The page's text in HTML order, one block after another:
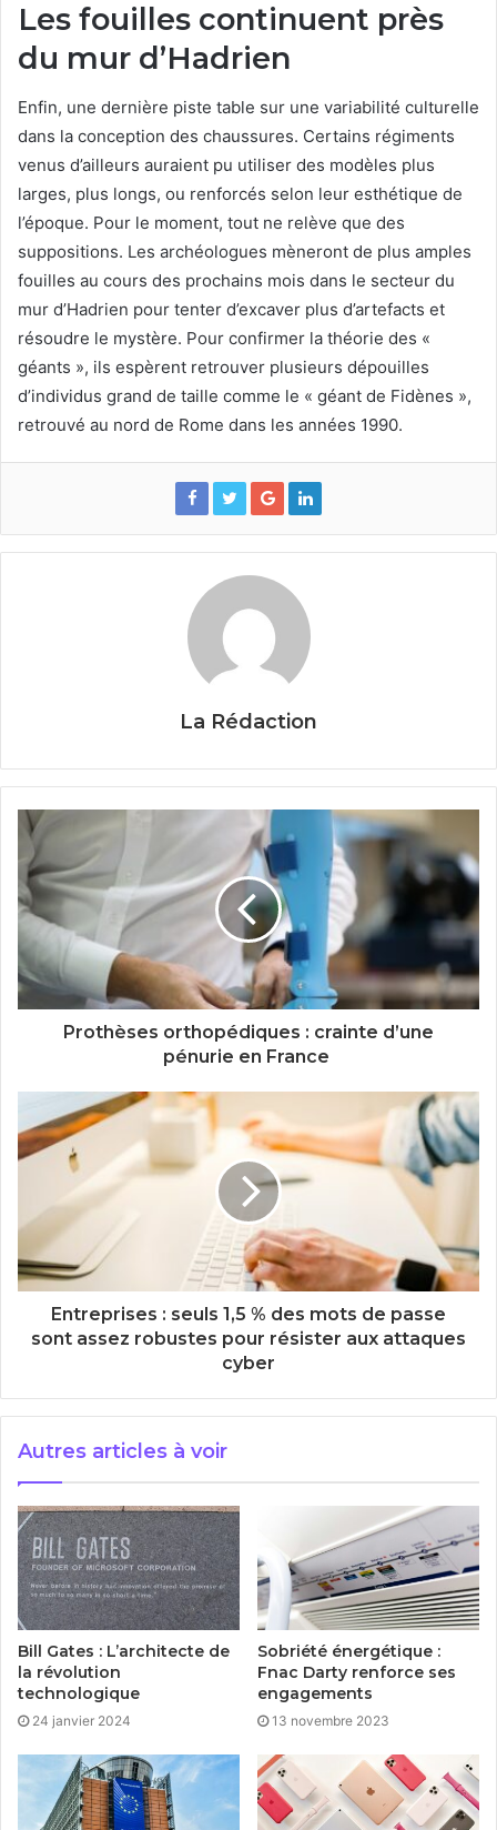
Les fouilles continuent près
du mur d’Hadrien
Enfin, une dernière piste table sur une variabilité culturelle
dans la conception des chaussures. Certains régiments
venus d’ailleurs auraient pu utiliser des modèles plus
larges, plus longs, ou renforcés selon leur esthétique de
l’époque. Pour le moment, tout ne relève que des
suppositions. Les archéologues mèneront de plus amples
fouilles au cours des prochains mois dans le secteur du
mur d’Hadrien pour tenter d’excaver plus d’artefacts et
résoudre le mystère. Pour confirmer la théorie des «
géants », ils espèrent retrouver plusieurs dépouilles
d’individus grand de taille comme le « géant de Fidènes »,
retrouvé au nord de Rome dans les années 1990.
La Rédaction
Prothèses orthopédiques : crainte d’une
pénurie en France
Entreprises : seuls 1,5 % des mots de passe
sont assez robustes pour résister aux attaques
cyber
Autres articles à voir
Bill Gates : L’architecte de
la révolution
technologique
24 janvier 2024
Sobriété énergétique :
Fnac Darty renforce ses
engagements
13 novembre 2023